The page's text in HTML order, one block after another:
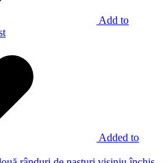
Add to
Added to